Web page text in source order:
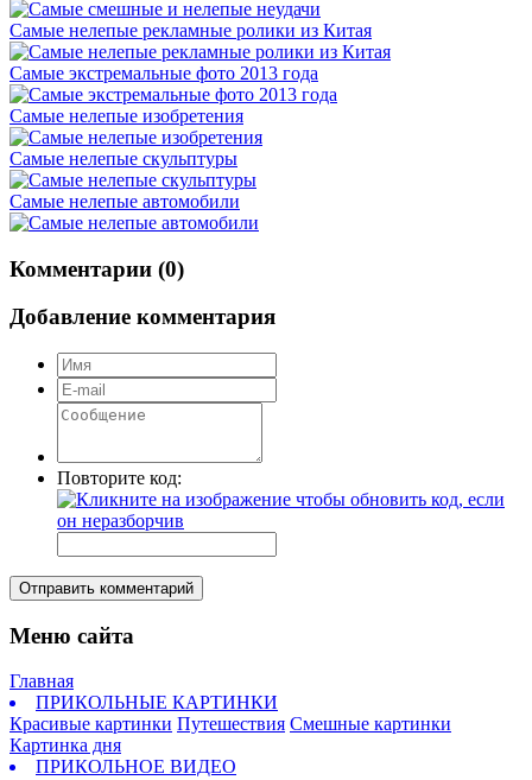
Самые нелепые рекламные ролики из Китая
Самые экстремальные фото 2013 года
Самые нелепые изобретения
Самые нелепые скульптуры
Самые нелепые автомобили
Комментарии (0)
Добавление комментария
Повторите код:
Отправить комментарий
Меню сайта
Главная
ПРИКОЛЬНЫЕ КАРТИНКИ
Красивые картинки Путешествия Смешные картинки
Картинка дня
ПРИКОЛЬНОЕ ВИДЕО